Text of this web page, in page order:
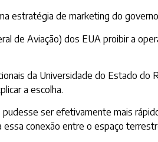
estratégia de marketing do
de Aviação) dos EUA proibir a
da Universidade do Estado
a escolha.
ser efetivamente mais
conexão entre o espaço